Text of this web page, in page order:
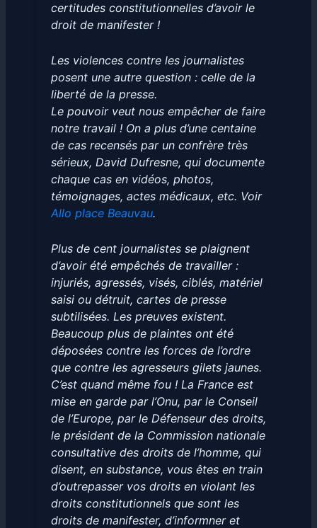
certitudes constitutionnelles d’avoir le
droit de manifester !
Les violences contre les journalistes
posent une autre question : celle de la
liberté de la presse.
Le pouvoir veut nous empêcher de faire
notre travail ! On a plus d’une centaine
de cas recensés par un confrère très
sérieux, David Dufresne, qui documente
chaque cas en vidéos, photos,
témoignages, actes médicaux, etc. Voir
Allo place Beauvau.
Plus de cent journalistes se plaignent
d’avoir été empêchés de travailler :
injuriés, agressés, visés, ciblés, matériel
saisi ou détruit, cartes de presse
subtilisées. Les preuves existent.
Beaucoup plus de plaintes ont été
déposées contre les forces de l’ordre
que contre les agresseurs gilets jaunes.
C’est quand même fou ! La France est
mise en garde par l’Onu, par le Conseil
de l’Europe, par le Défenseur des droits,
le président de la Commission nationale
consultative des droits de l’homme, qui
disent, en substance, vous êtes en train
d’outrepasser vos droits en violant les
droits constitutionnels que sont les
droits de manifester, d’informner et